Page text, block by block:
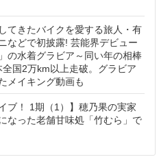
てきたバイクを愛する旅人・有
などで初披露! 芸能界デビュー
の水着グラビア～同い年の相棒
全国2万km以上走破。グラビア
メイキング動画も
ブ！ 1期（1）】穂乃果の実家
なった老舗甘味処「竹むら」で